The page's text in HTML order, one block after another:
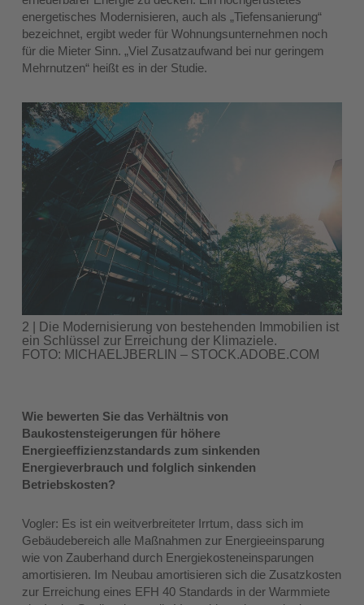
energetisches Modernisieren, auch als „Tiefensanierung“
bezeichnet, ergibt weder für Wohnungsunternehmen noch
für die Mieter Sinn. „Viel Zusatzaufwand bei nur geringem
Mehrnutzen“ heißt es in der Studie.
2 | Die Modernisierung von bestehenden Immobilien ist
ein Schlüssel zur Erreichung der Klimaziele.
FOTO: MICHAELJBERLIN – STOCK.ADOBE.COM
Wie bewerten Sie das Verhältnis von
Baukostensteigerungen für höhere
Energieeffizienzstandards zum sinkenden
Energieverbrauch und folglich sinkenden
Betriebskosten?
Vogler: Es ist ein weitverbreiteter Irrtum, dass sich im
Gebäudebereich alle Maßnahmen zur Energieeinsparung
wie von Zauberhand durch Energiekosteneinsparungen
amortisieren. Im Neubau amortisieren sich die Zusatzkosten
zur Erreichung eines EFH 40 Standards in der Warmmiete